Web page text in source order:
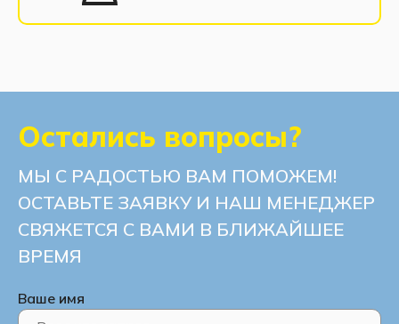
Остались вопросы?
МЫ С РАДОСТЬЮ ВАМ ПОМОЖЕМ!
ОСТАВЬТЕ ЗАЯВКУ И НАШ МЕНЕДЖЕР
СВЯЖЕТСЯ С ВАМИ В БЛИЖАЙШЕЕ
ВРЕМЯ
Ваше имя